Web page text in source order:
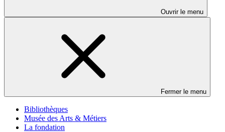
Ouvrir le menu
Fermer le menu
Bibliothèques
Musée des Arts & Métiers
La fondation